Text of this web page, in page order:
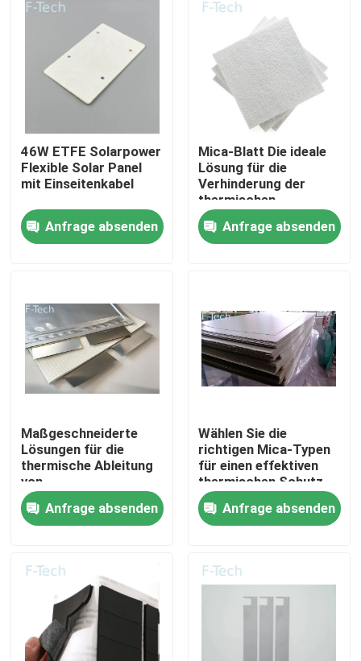
Zu Hause
Produkte
VR-Show
Über uns
Werksbesichtigung
Qualitätskontrolle
Neuigkeiten
Rechtssachen
46W ETFE Solarpower
Flexible Solar Panel
mit Einseitenkabel
Anfrage absenden
Mica-Blatt Die ideale
Lösung für die
Verhinderung der
thermischen
Ausrottung der EV-
BatterieAnfrage absenden
Maßgeschneiderte
Lösungen für die
thermische Ableitung
von
Elektrofahrzeugbatterien
mit Mica-Blättern
Anfrage absenden
Wählen Sie die
richtigen Mica-Typen
für einen effektiven
thermischen Schutz
der EV-Batterie
Anfrage absenden